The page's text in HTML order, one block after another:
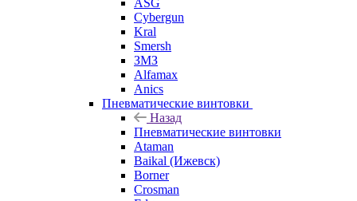
ASG
Cybergun
Kral
Smersh
ЗМЗ
Alfamax
Anics
Пневматические винтовки
Назад
Пневматические винтовки
Ataman
Baikal (Ижевск)
Borner
Crosman